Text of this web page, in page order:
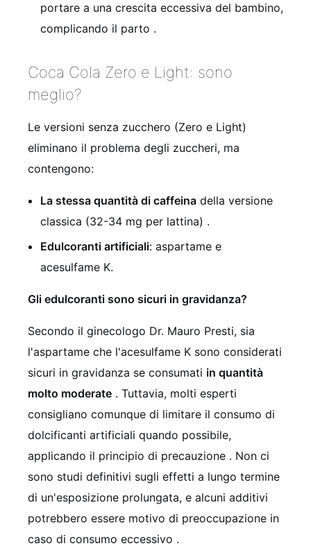
portare a una crescita eccessiva del bambino,
complicando il parto .
Coca Cola Zero e Light: sono
meglio?
Le versioni senza zucchero (Zero e Light)
eliminano il problema degli zuccheri, ma
contengono:
La stessa quantità di caffeina della versione
classica (32-34 mg per lattina) .
Edulcoranti artificiali: aspartame e
acesulfame K.
Gli edulcoranti sono sicuri in gravidanza?
Secondo il ginecologo Dr. Mauro Presti, sia
l'aspartame che l'acesulfame K sono considerati
sicuri in gravidanza se consumati in quantità
molto moderate . Tuttavia, molti esperti
consigliano comunque di limitare il consumo di
dolcificanti artificiali quando possibile,
applicando il principio di precauzione . Non ci
sono studi definitivi sugli effetti a lungo termine
di un'esposizione prolungata, e alcuni additivi
potrebbero essere motivo di preoccupazione in
caso di consumo eccessivo .